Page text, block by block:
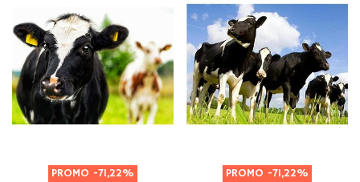
PROMO -71,22% PROMO -71,22%